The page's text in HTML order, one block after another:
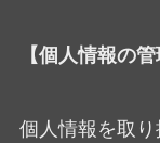
【個人情報の管
個人情報を取